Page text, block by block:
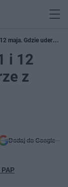
maja. Gdzie uderzą
i 12
z
Dodaj do Google
PAP